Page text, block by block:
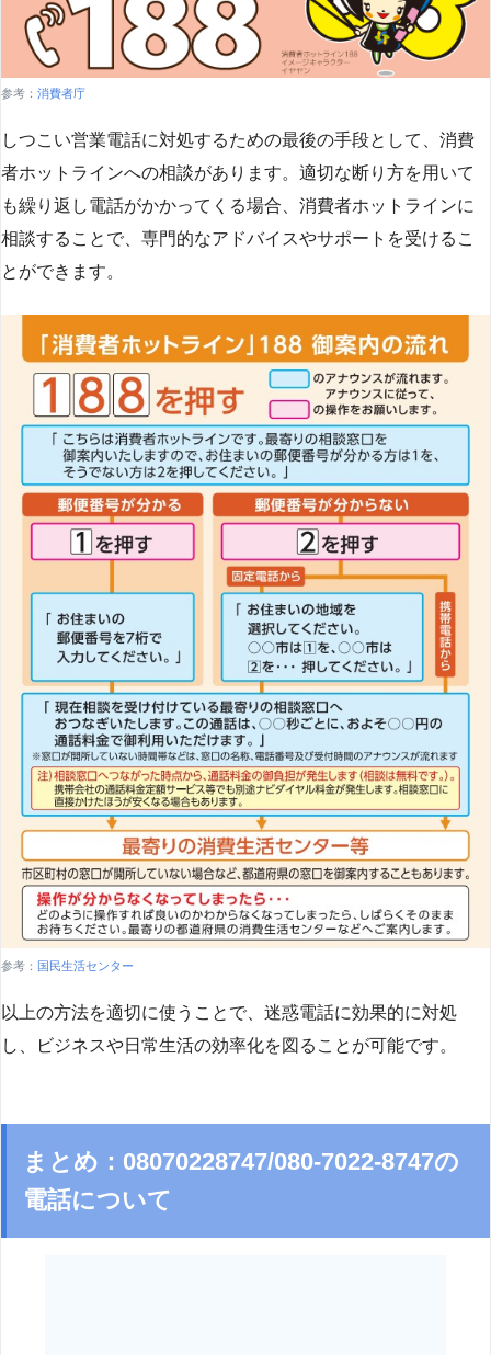
参考： 消費者庁
しつこい営業電話に対処するための最後の手段として、消費
者ホットラインへの相談があります。適切な断り方を用いて
も繰り返し電話がかかってくる場合、消費者ホットラインに
相談することで、専門的なアドバイスやサポートを受けるこ
とができます​​。
参考： 国民生活センター
以上の方法を適切に使うことで、迷惑電話に効果的に対処
し、ビジネスや日常生活の効率化を図ることが可能です。
まとめ：08070228747/080-7022-8747の
電話について